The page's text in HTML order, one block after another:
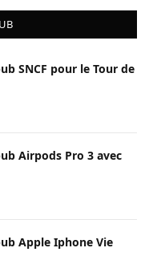
SNCF pour le Tour de
Airpods Pro 3 avec
Apple Iphone Vie